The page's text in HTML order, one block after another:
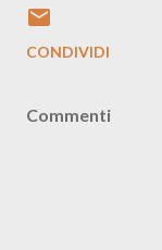
CONDIVIDI
Commenti